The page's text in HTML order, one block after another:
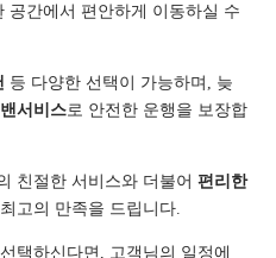
공간에서 편안하게 이동하실 수
등 다양한 선택이 가능하며, 늦
서비스로 안전한 운행을 보장합
친절한 서비스와 더불어편리한
고의 만족을 드립니다.
택하신다면, 고객님의 일정에